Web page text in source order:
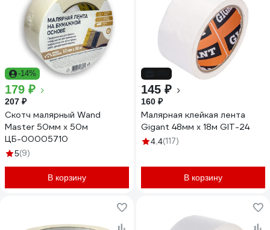
-14%
179 ₽
207 ₽
Скотч малярный Wand
Master 50мм х 50м
ЦБ-00005710
5(9)
В корзину
145 ₽
160 ₽
Малярная клейкая лента
Gigant 48мм x 18м GIT-24
4.4(117)
В корзину